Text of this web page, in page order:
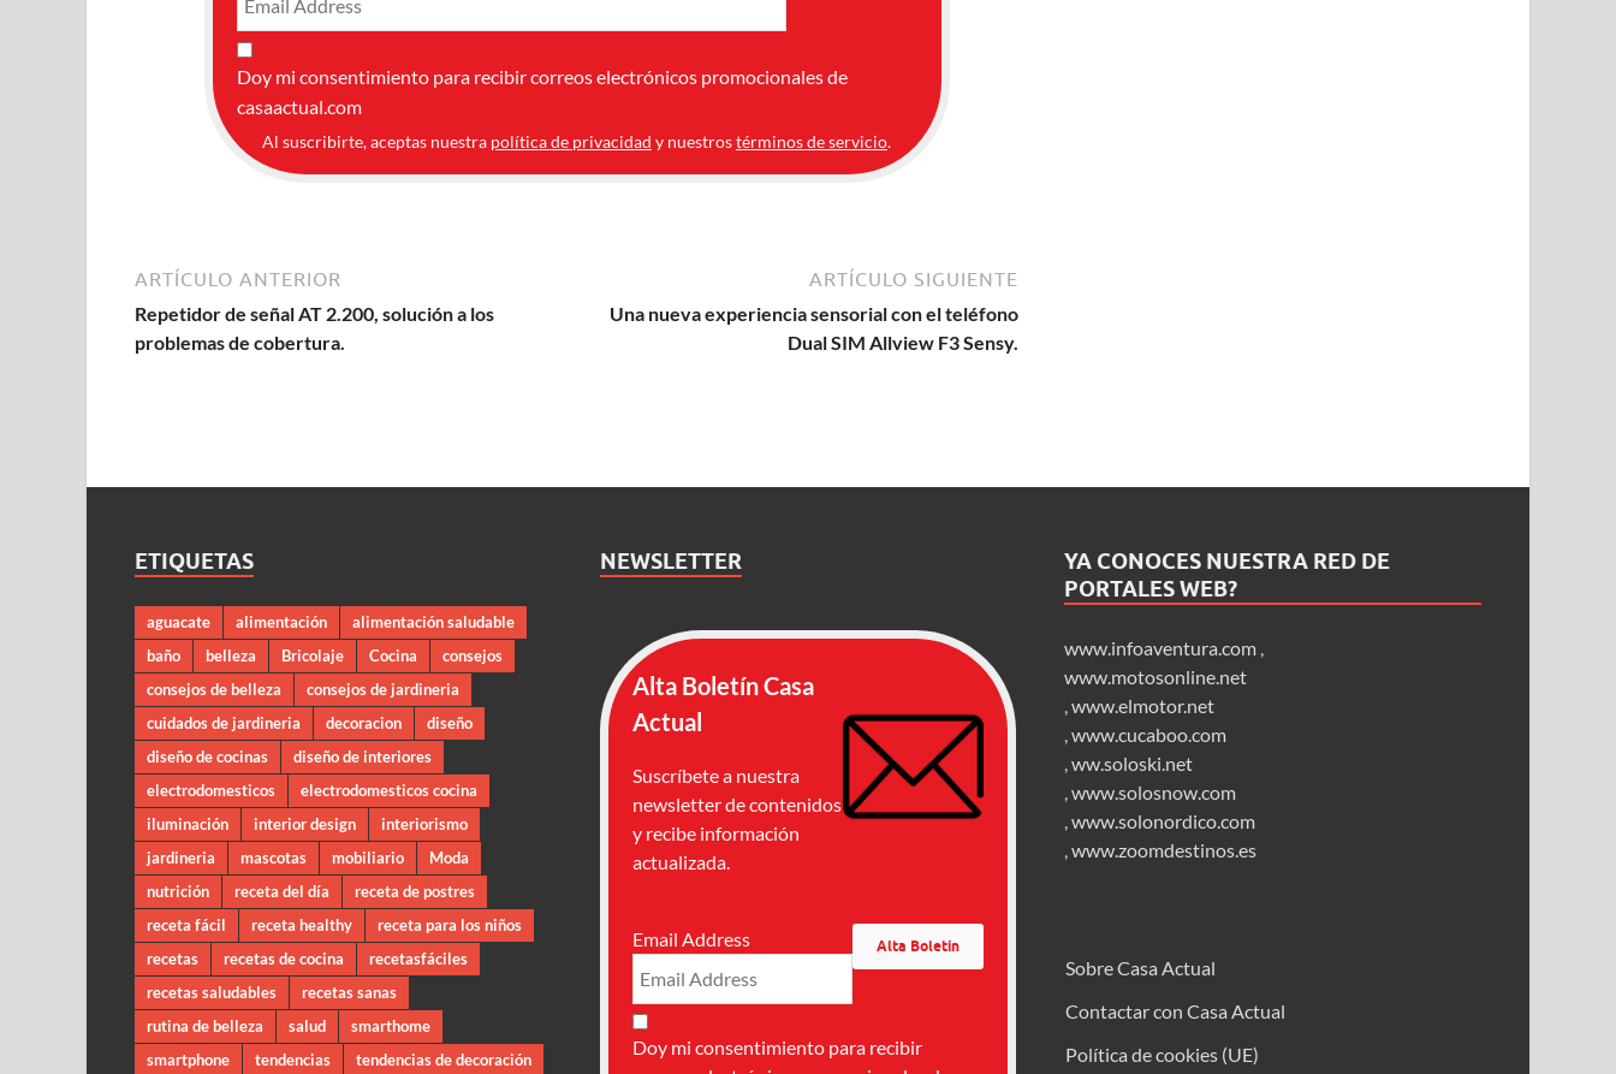
Doy mi consentimiento para recibir correos electrónicos promocionales de
casaactual.com
Al suscribirte, aceptas nuestra política de privacidad y nuestrostérminos de servicio.
ARTÍCULO ANTERIOR
Repetidor de señal AT 2.200, solución a los
problemas de cobertura.
ARTÍCULO SIGUIENTE
Una nueva experiencia sensorial con el teléfono
Dual SIM Allview F3 Sensy.
ETIQUETAS
aguacate alimentación
alimentación saludable
baño
belleza Bricolaje Cocina
consejos
consejos de belleza
consejos de jardineria
cuidados de jardineria
decoracion
diseño
diseño de cocinas
diseño de interiores
electrodomesticos
electrodomesticos cocina
iluminación
interior design
interiorismo
jardineria
mascotas mobiliario
Moda
nutrición
receta del día
receta de postres
receta fácil
receta healthy
receta para los niños
recetas
recetas de cocina
recetasfáciles
recetas saludables
recetas sanas
rutina de belleza
salud
smarthome
smartphone
tendencias tendencias de decoración
NEWSLETTER
Alta Boletín Casa
Actual
Suscríbete a nuestra
newsletter de contenidos
y recibe información
actualizada.
Email Address
Doy mi consentimiento para recibir
YA CONOCES NUESTRA RED DE
PORTALES WEB?
www.infoaventura.com ,
www.motosonline.net
,www.elmotor.net
,www.cucaboo.com
,ww.soloski.net
,www.solosnow.com
,www.solonordico.com
,www.zoomdestinos.es
Sobre Casa Actual
Contactar con Casa Actual
Política de cookies (UE)